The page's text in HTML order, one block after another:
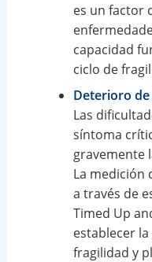
es un factor
capacidad
ciclo de
Deterioro
Las
síntoma
gravemente
La medición
a través de
Timed Up
establecer
fragilidad y